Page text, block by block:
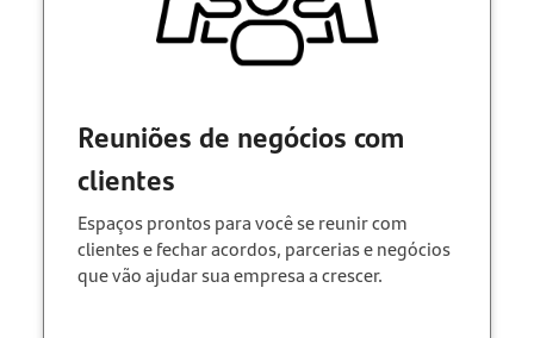
Reuniões de negócios com
clientes
Espaços prontos para você se reunir com
clientes e fechar acordos, parcerias e negócios
que vão ajudar sua empresa a crescer.